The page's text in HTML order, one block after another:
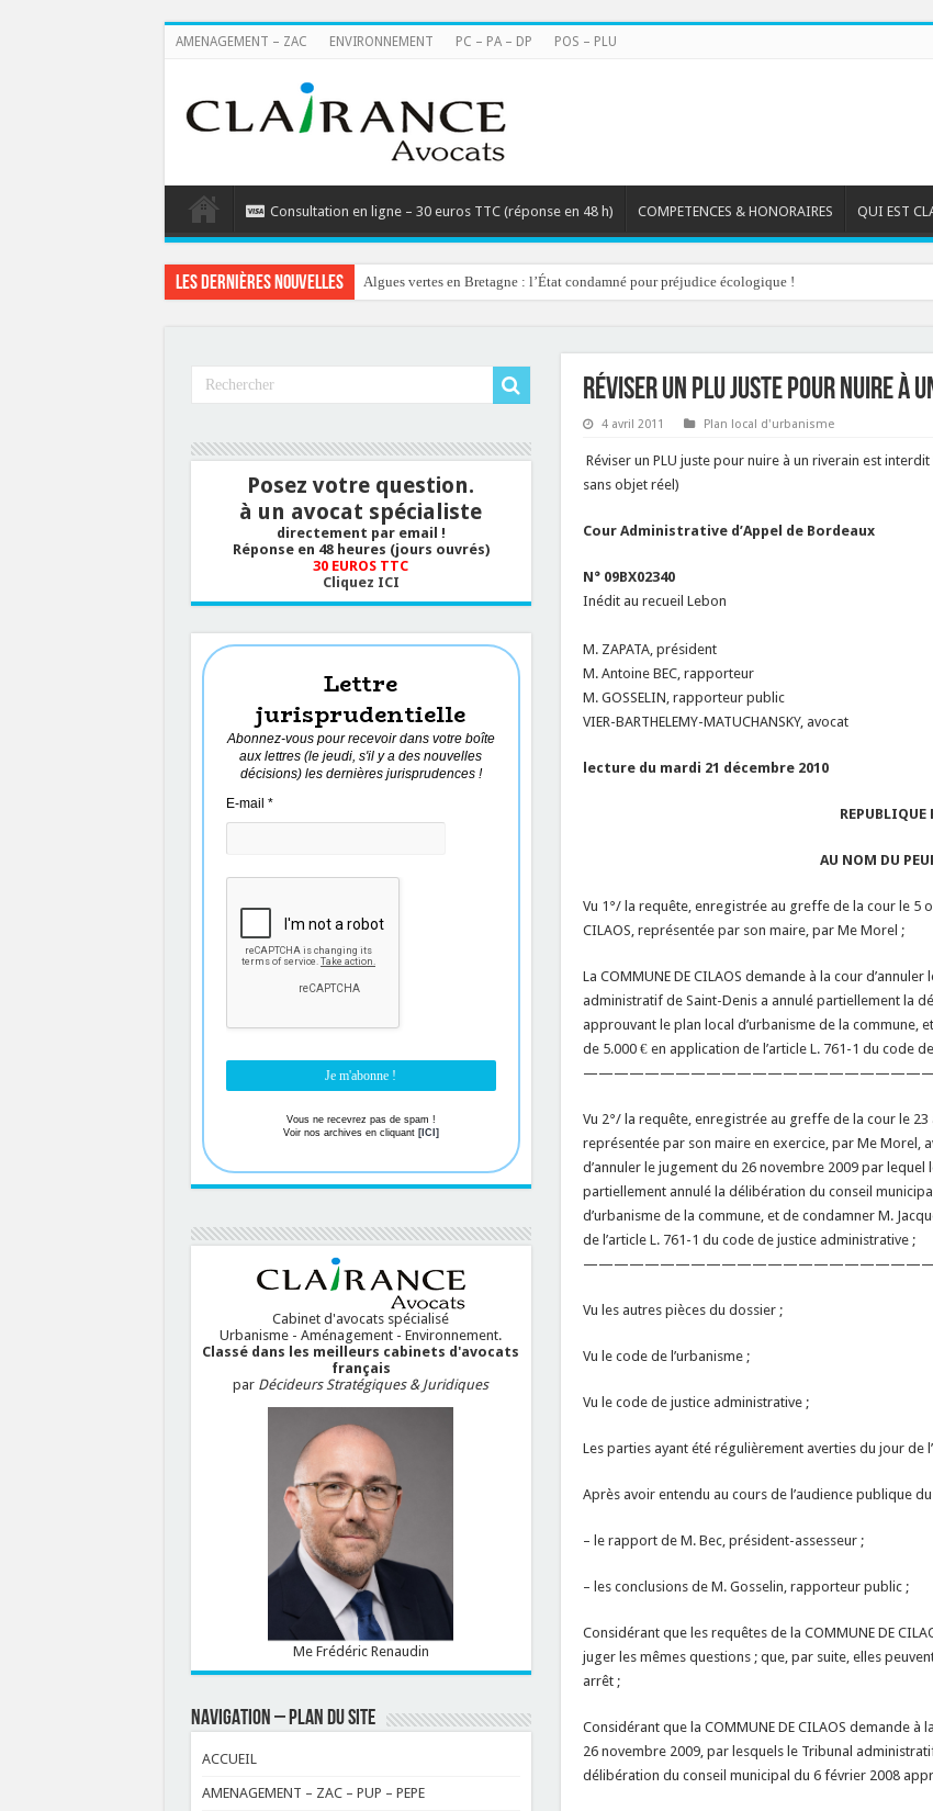
AMENAGEMENT – ZAC ENVIRONNEMENT PC – PA – DP POS – PLU
Consultation en ligne – 30 euros TTC (réponse en 48 h) COMPETENCES & HONORAIRES QUI EST
Les dernières nouvelles Algues vertes en Bretagne : l’État condamné pour préjudice écologique !
Réviser un PLU juste pour nuire
4 avril 2011 Plan local d'urbanisme
Réviser un PLU juste pour nuire à un riverain est
sans objet réel)
Cour Administrative d’Appel de Bordeaux
N° 09BX02340
Inédit au recueil Lebon
M. ZAPATA, président
M. Antoine BEC, rapporteur
M. GOSSELIN, rapporteur public
VIER-BARTHELEMY-MATUCHANSKY, avocat
lecture du mardi 21 décembre 2010
REPUBLIQUE
AU NOM DU
Vu 1°/ la requête, enregistrée au greffe de la cour le 5
CILAOS, représentée par son maire, par Me Morel ;
La COMMUNE DE CILAOS demande à la cour
administratif de Saint-Denis a annulé partiellement la
approuvant le plan local d’urbanisme de la commune,
de 5.000 € en application de l’article L. 761-1 du code
Vu 2°/ la requête, enregistrée au greffe de la cour le 23
représentée par son maire en exercice, par Me Morel,
d’annuler le jugement du 26 novembre 2009 par
partiellement annulé la délibération du conseil
d’urbanisme de la commune, et de condamner M.
de l’article L. 761-1 du code de justice administrative ;
Vu les autres pièces du dossier ;
Vu le code de l’urbanisme ;
Vu le code de justice administrative ;
Les parties ayant été régulièrement averties du jour de
Après avoir entendu au cours de l’audience publique
– le rapport de M. Bec, président-assesseur ;
– les conclusions de M. Gosselin, rapporteur public ;
Considérant que les requêtes de la COMMUNE DE
juger les mêmes questions ; que, par suite, elles
arrêt ;
Considérant que la COMMUNE DE CILAOS demande à
26 novembre 2009, par lesquels le Tribunal
délibération du conseil municipal du 6 février 2008
Posez votre question.
à un avocat spécialiste
directement par email !
Réponse en 48 heures (jours ouvrés)
30 EUROS TTC
Cliquez ICI
Lettre
jurisprudentielle
Abonnez-vous pour recevoir dans votre boîte
aux lettres (le jeudi, s'il y a des nouvelles
décisions) les dernières jurisprudences !
E-mail *
Vous ne recevrez pas de spam !
Voir nos archives en cliquant [ICI]
Cabinet d'avocats spécialisé
Urbanisme - Aménagement - Environnement.
Classé dans les meilleurs cabinets d'avocats
français
par Décideurs Stratégiques & Juridiques
Me Frédéric Renaudin
NAVIGATION – PLAN DU SITE
ACCUEIL
AMENAGEMENT – ZAC – PUP – PEPE